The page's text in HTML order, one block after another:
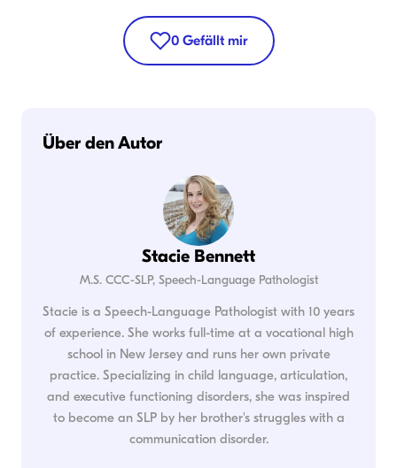
0 Gefällt mir
Über den Autor
Stacie Bennett
M.S. CCC-SLP, Speech-Language Pathologist
Stacie is a Speech-Language Pathologist with 10 years
of experience. She works full-time at a vocational high
school in New Jersey and runs her own private
practice. Specializing in child language, articulation,
and executive functioning disorders, she was inspired
to become an SLP by her brother's struggles with a
communication disorder.